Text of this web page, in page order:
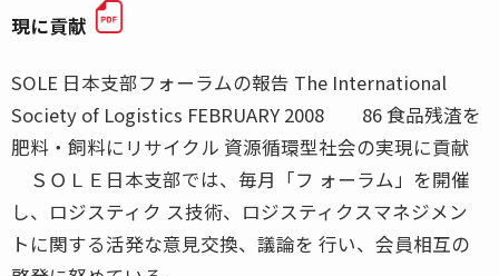
現に貢献
SOLE 日本支部フォーラムの報告 The International
Society of Logistics FEBRUARY 2008 86 食品残渣を
肥料・飼料にリサイクル 資源循環型社会の実現に貢献
ＳＯＬＥ日本支部では、毎月「フ ォーラム」を開催
し、ロジスティク ス技術、ロジスティクスマネジメン
トに関する活発な意見交換、議論を 行い、会員相互の